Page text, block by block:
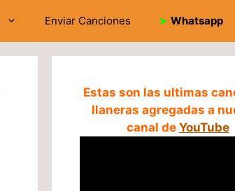
Enviar Canciones ➤ Whatsapp
Estas son las ultimas
llaneras agregadas a
canal de YouTube